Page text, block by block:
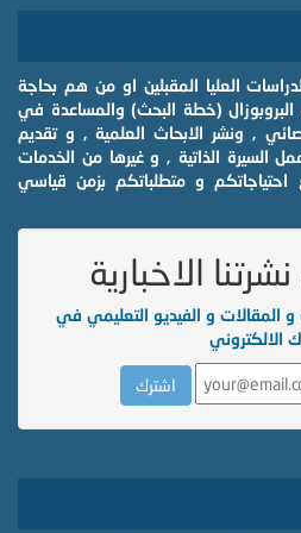
العليا المقبلين او من هم بحاجة
(خطة البحث) والمساعدة في
, ونشر الابحاث العلمية , و تقديم
السيرة الذاتية , و غيرها من الخدمات
احتياجاتكم و متطلباتكم بزمن قياسي
الاخبارية
و الفيديو التعليمي في
الالكتروني